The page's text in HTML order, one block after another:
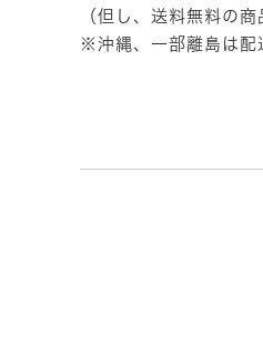
（但し、送料無料の
※沖縄、一部離島は配